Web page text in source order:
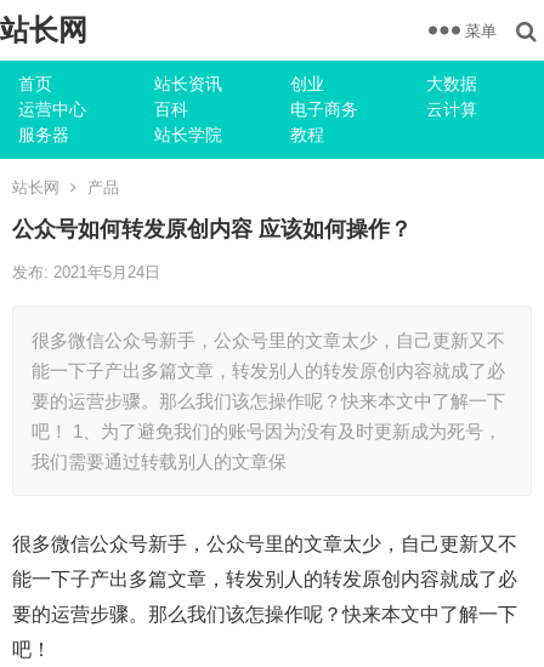
站长网
首页 站长资讯 创业
大数据
运营中心
百科 电子商务
云计算
服务器
站长学院 教程
菜单
站长网 产品
公众号如何转发原创内容 应该如何操作？
发布: 2021年5月24日
很多微信公众号新手，公众号里的文章太少，自己更新又不
能一下子产出多篇文章，转发别人的转发原创内容就成了必
要的运营步骤。那么我们该怎操作呢？快来本文中了解一下
吧！ 1、为了避免我们的账号因为没有及时更新成为死号，
我们需要通过转载别人的文章保
很多微信公众号新手，公众号里的文章太少，自己更新又不
能一下子产出多篇文章，转发别人的转发原创内容就成了必
要的运营步骤。那么我们该怎操作呢？快来本文中了解一下
吧！